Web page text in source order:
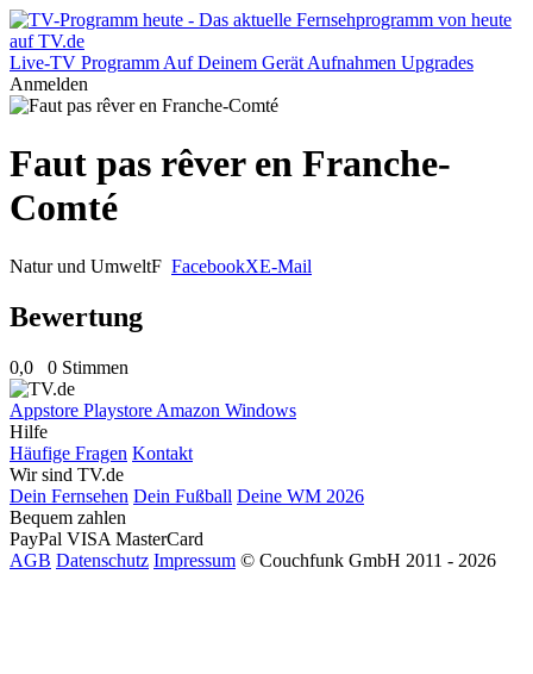
Live-TV Programm Auf Deinem Gerät Aufnahmen Upgrades
Anmelden
Faut pas rêver en Franche-
Comté
Natur und UmweltF FacebookXE-Mail
Bewertung
0,0 0 Stimmen
Appstore Playstore Amazon Windows
Hilfe
Häufige Fragen Kontakt
Wir sind TV.de
Dein Fernsehen Dein Fußball Deine WM 2026
Bequem zahlen
PayPal VISA MasterCard
AGB Datenschutz Impressum © Couchfunk GmbH 2011 - 2026